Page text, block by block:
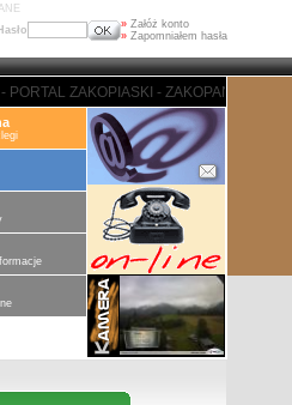
Hasło » Załóż konto
» Zapomniałem hasła
- ZAKOPANE - PORTAL